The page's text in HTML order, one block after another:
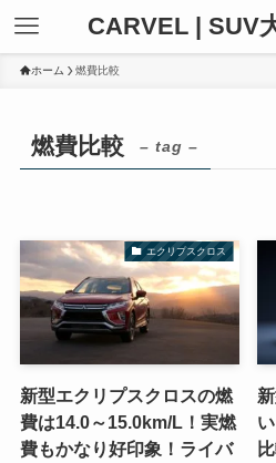
CARVEL | SUV
ホーム 燃費比較
燃費比較 – tag –
エクリプスクロス
新型エクリプスクロスの燃
費は14.0～15.0km/L！実燃
費もかなり好印象！ライバ